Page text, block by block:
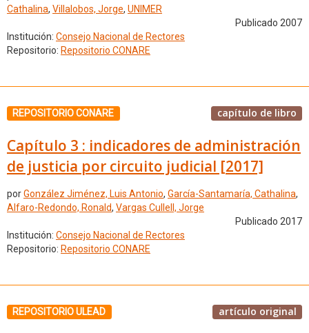
Cathalina, Villalobos, Jorge, UNIMER
Publicado 2007
Institución: Consejo Nacional de Rectores
Repositorio: Repositorio CONARE
REPOSITORIO CONARE capítulo de libro
Capítulo 3 : indicadores de administración
de justicia por circuito judicial [2017]
porGonzález Jiménez, Luis Antonio, García-Santamaría, Cathalina,
Alfaro-Redondo, Ronald, Vargas Cullell, Jorge
Publicado 2017
Institución: Consejo Nacional de Rectores
Repositorio: Repositorio CONARE
REPOSITORIO ULEAD artículo original